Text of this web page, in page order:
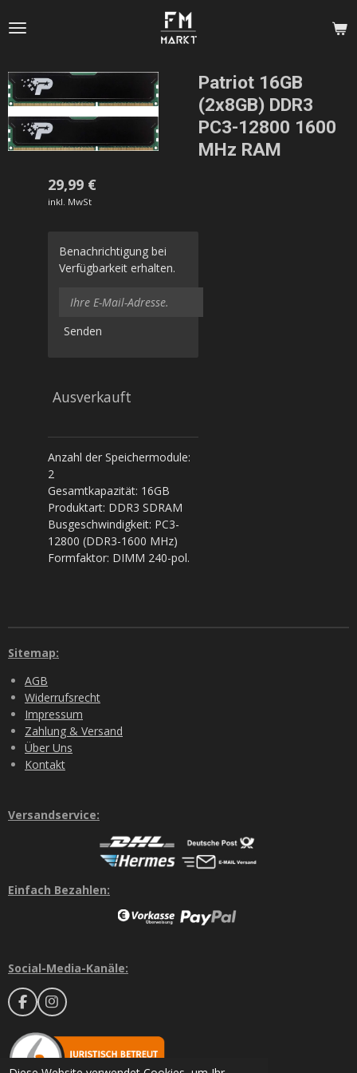
Hauptinhalt
Patriot 16GB
(2x8GB) DDR3
PC3-12800 1600
MHz RAM
29,99 €
inkl. MwSt
Benachrichtigung bei
Verfügbarkeit erhalten.
Senden
Ausverkauft
Anzahl der Speichermodule:
2
Gesamtkapazität: 16GB
Produktart: DDR3 SDRAM
Busgeschwindigkeit: PC3-
12800 (DDR3-1600 MHz)
Formfaktor: DIMM 240-pol.
Sitemap:
AGB
Widerrufsrecht
Impressum
Zahlung & Versand
Über Uns
Kontakt
Versandservice:
Einfach Bezahlen:
Social-Media-Kanäle:
F
a
c
e
b
I
n
t
a